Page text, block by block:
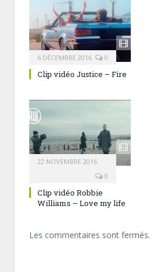
6 DÉCEMBRE 2016 0
Clip vidéo Justice – Fire
22 NOVEMBRE 2016
0
Clip vidéo Robbie
Williams – Love my life
Les commentaires sont fermés.